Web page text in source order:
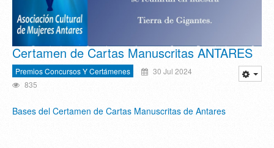
Certamen de Cartas Manuscritas ANTARES
Premios Concursos Y Certámenes
30 Jul 2024
835
Bases del Certamen de Cartas Manuscritas de Antares